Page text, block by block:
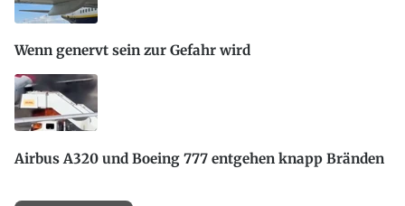
Wenn genervt sein zur Gefahr wird
Airbus A320 und Boeing 777 entgehen knapp Bränden